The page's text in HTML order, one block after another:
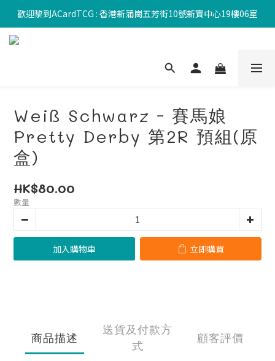
歡迎黎到ACardTCG : 香港新蒲崗五芳街10號新寶中心19樓06室
Weiß Schwarz - 賽馬娘
Pretty Derby 第2R 預組(原
盒)
HK$80.00
數量
加入購物車 立即購買
商品描述
送貨及付款方
式
顧客評價